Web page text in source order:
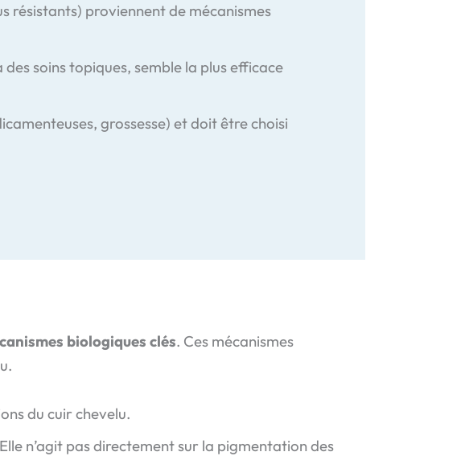
résistants) proviennent de mécanismes
soins topiques, semble la plus efficace
grossesse) et doit être choisi
biologiques clés. Ces mécanismes
du cuir chevelu.
n’agit pas directement sur la pigmentation des